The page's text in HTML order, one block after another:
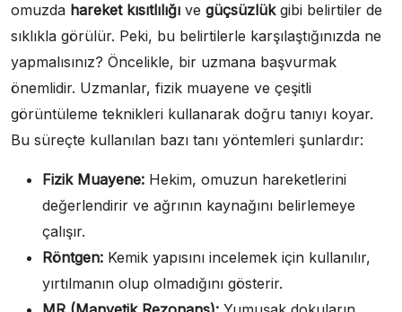
omuzda hareket kısıtlılığı ve güçsüzlükgibi belirtiler de
sıklıkla görülür. Peki, bu belirtilerle karşılaştığınızda ne
yapmalısınız? Öncelikle, bir uzmana başvurmak
önemlidir. Uzmanlar, fizik muayene ve çeşitli
görüntüleme teknikleri kullanarak doğru tanıyı koyar.
Bu süreçte kullanılan bazı tanı yöntemleri şunlardır:
Fizik Muayene: Hekim, omuzun hareketlerini
değerlendirir ve ağrının kaynağını belirlemeye
çalışır.
Röntgen: Kemik yapısını incelemek için kullanılır,
yırtılmanın olup olmadığını gösterir.